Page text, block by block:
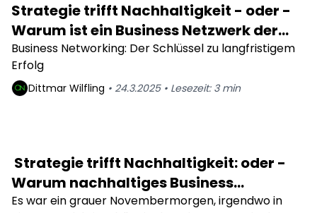
Strategie trifft Nachhaltigkeit - oder -
Warum ist ein Business Netzwerk der
schlüssel zum Nachhaltigen Erfolg
Business Networking: Der Schlüssel zu langfristigem
Erfolg
Dittmar Wilfling • 24.3.2025• Lesezeit: 3min
Strategie trifft Nachhaltigkeit: oder -
Warum nachhaltiges Business
Development für KMUs zur
Es war ein grauer Novembermorgen, irgendwo in